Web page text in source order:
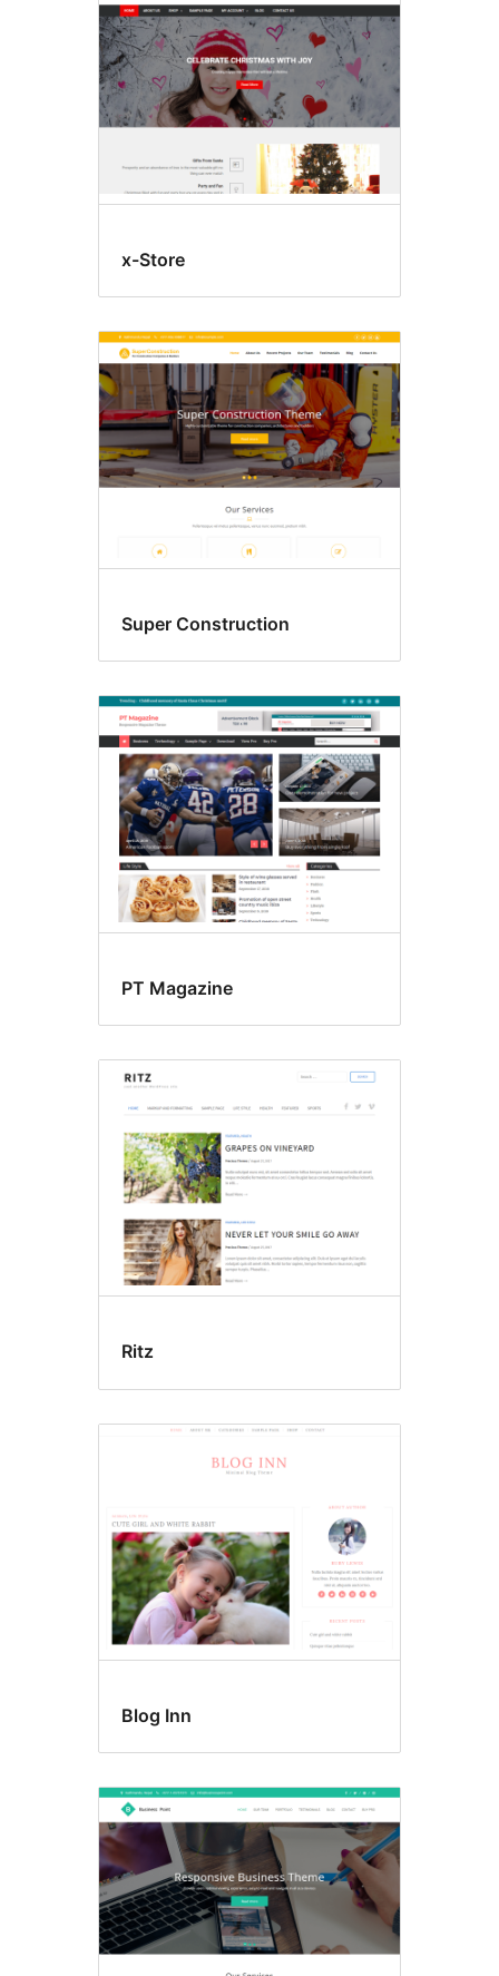
x-Store
Super Construction
PT Magazine
Ritz
Blog Inn